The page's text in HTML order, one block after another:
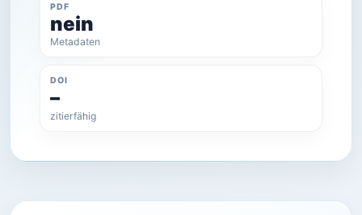
PDF
nein
Metadaten
DOI
–
zitierfähig